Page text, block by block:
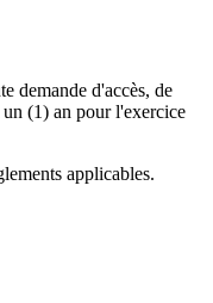
demande d'accès, de
(1) an pour l'exercice
applicables.